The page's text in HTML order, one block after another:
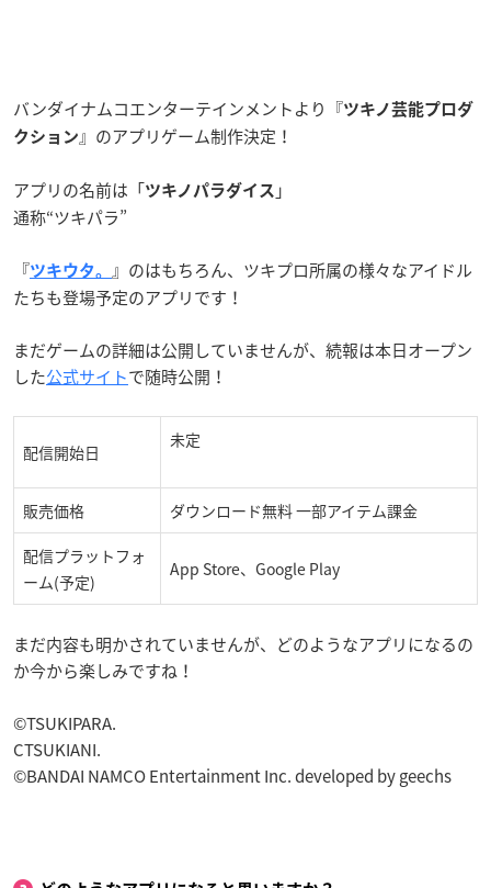
バンダイナムコエンターテインメントより『ツキノ芸能プロダ
クション』のアプリゲーム制作決定！
アプリの名前は「ツキノパラダイス 」
通称“ツキパラ”
『ツキウタ。 』のはもちろん、ツキプロ所属の様々なアイドル
たちも登場予定のアプリです！
まだゲームの詳細は公開していませんが、続報は本日オープン
した公式サイトで随時公開！
配信開始日
未定
販売価格 ダウンロード無料 一部アイテム課金
配信プラットフォ
ーム(予定)
App Store、Google Play
まだ内容も明かされていませんが、どのようなアプリになるの
か今から楽しみですね！
©TSUKIPARA.
CTSUKIANI.
©BANDAI NAMCO Entertainment Inc. developed by geechs